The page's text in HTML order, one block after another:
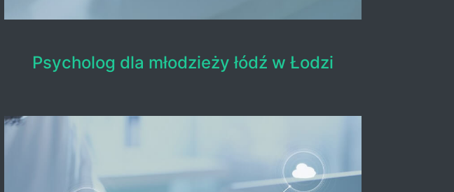
Psycholog dla młodzieży łódź w Łodzi